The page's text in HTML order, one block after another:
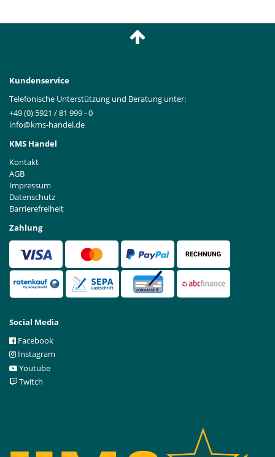
Kundenservice
Telefonische Unterstützung und Beratung unter:
+49 (0) 5921 / 81 999 - 0
info@kms-handel.de
KMS Handel
Kontakt
AGB
Impressum
Datenschutz
Barrierefreiheit
Zahlung
Social Media
Facebook
Instagram
Youtube
Twitch